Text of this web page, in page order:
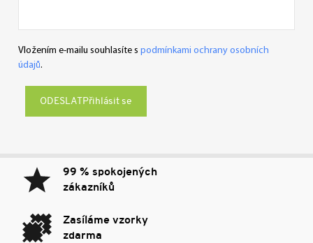
Vložením e-mailu souhlasíte s podmínkami ochrany osobních
údajů.
Přihlásit se
99 % spokojených
zákazníků
Zasíláme vzorky
zdarma